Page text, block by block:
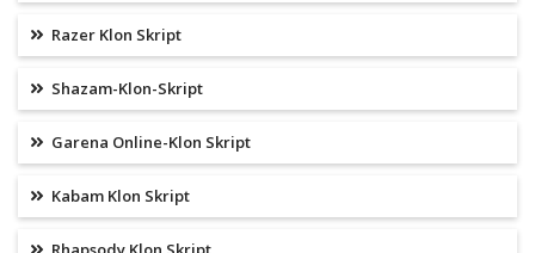
Razer Klon Skript
Shazam-Klon-Skript
Garena Online-Klon Skript
Kabam Klon Skript